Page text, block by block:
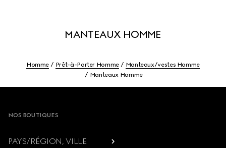
MANTEAUX HOMME
Homme Prêt-à-Porter Homme
Manteaux/vestes Homme
Manteaux Homme
NOS BOUTIQUES
PAYS/RÉGION, VILLE